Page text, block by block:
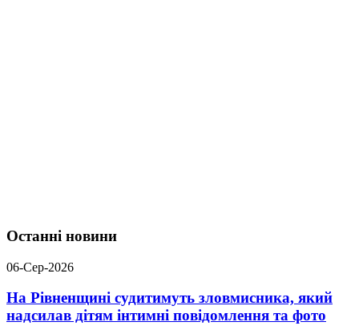
Останні новини
06-Сер-2026
На Рівненщині судитимуть зловмисника, який
надсилав дітям інтимні повідомлення та фото